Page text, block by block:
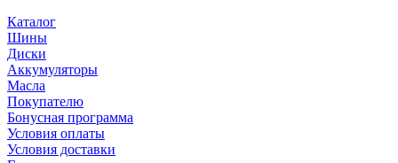
Каталог
Шины
Диски
Аккумуляторы
Масла
Покупателю
Бонусная программа
Условия оплаты
Условия доставки